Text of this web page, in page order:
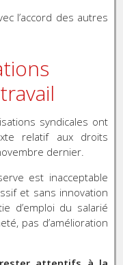
l’accord des autres
syndicales ont
relatif aux droits
dernier.
est inacceptable
et sans innovation
d’emploi du salarié
pas d’amélioration